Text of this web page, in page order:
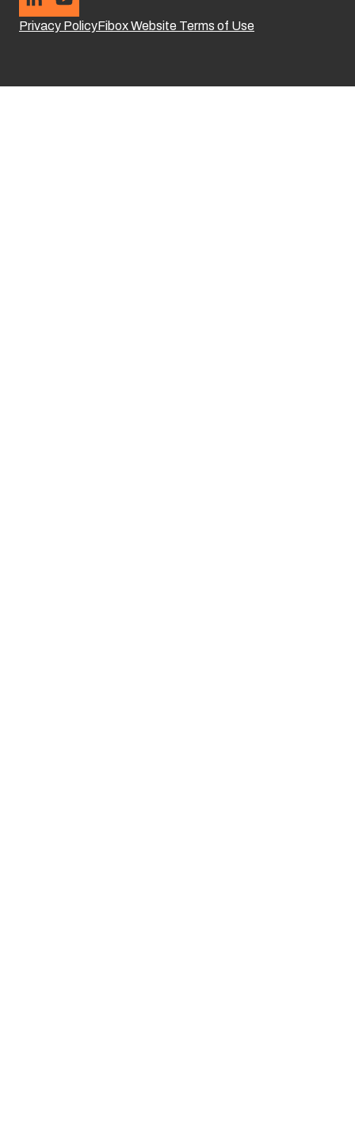
Privacy PolicyFibox Website Terms of Use